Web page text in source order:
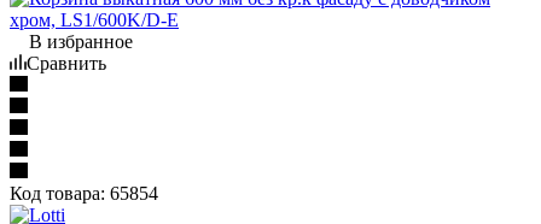
В избранное
Сравнить
Код товара: 65854